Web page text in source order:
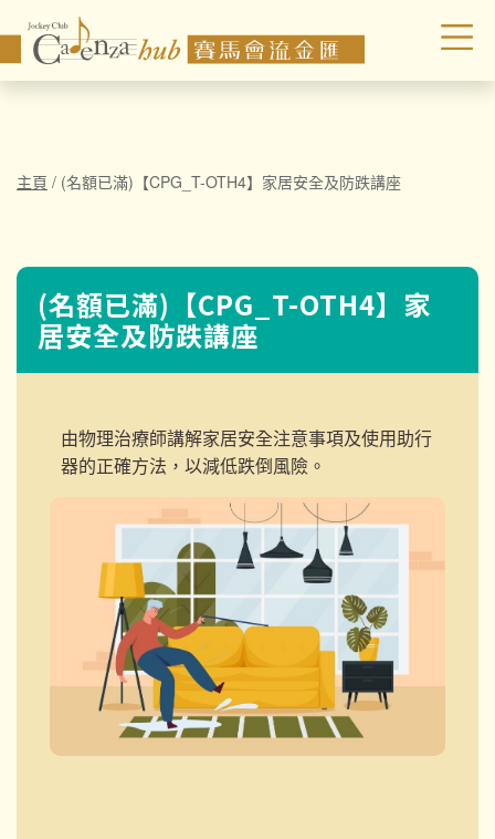
主頁 / (名額已滿)【CPG_T-OTH4】家居安全及防跌講座
(名額已滿)【CPG_T-OTH4】家
居安全及防跌講座
由物理治療師講解家居安全注意事項及使用助行
器的正確方法，以減低跌倒風險。